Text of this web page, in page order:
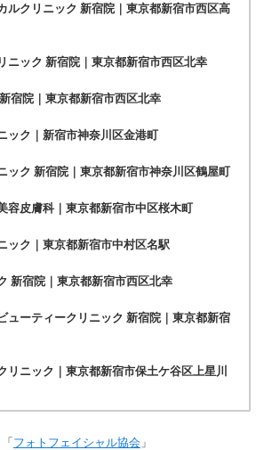
ルクリニック 新宿院｜東京都新宿市西区高
ニック 新宿院｜東京都新宿市西区北幸
宿院｜東京都新宿市西区北幸
ック｜新宿市神奈川区金港町
ック 新宿院｜東京都新宿市神奈川区鶴屋町
容皮膚科｜東京都新宿市中区桜木町
ック｜東京都新宿市中村区名駅
新宿院｜東京都新宿市西区北幸
ューティークリニック 新宿院｜東京都新宿
リニック｜東京都新宿市保土ケ谷区上星川
フォトフェイシャル協会 」